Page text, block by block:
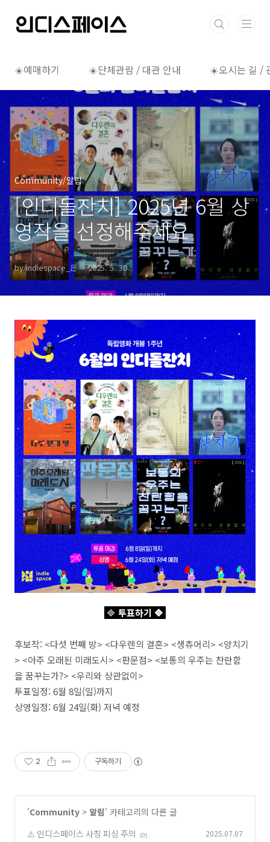
☀️예매하기 ☀️단체관람 / 대관 안내 ☀️오시는 길 /
Community/알림
[인디돌잔치] 2025년 6월 상
영작을 선정해주세요
by indiespace_은 2025. 5. 30.
🔷 투표하기 🔷
후보작: <다섯 번째 방> <다우렌의 결혼> <생츄어리> <양치기
> <아주 오래된 미래도시> <판문점> <보통의 우주는 찬란함
을 꿈꾸는가?> <우리와 상관없이>
투표일정: 6월 8일(일)까지
상영일정: 6월 24일(화) 저녁 예정
2 구독하기
'Community > 알림' 카테고리의 다른 글
⚠️ 인디스페이스 사칭 피싱 주의
(0) 2025.07.07